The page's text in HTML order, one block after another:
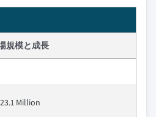
規模と成長
Million